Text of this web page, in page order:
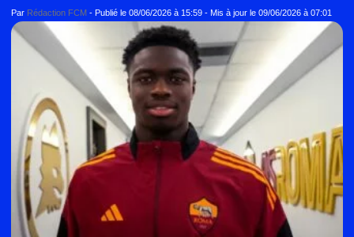
Par Rédaction FCM - Publié le 08/06/2026 à 15:59 - Mis à jour le 09/06/2026 à 07:01